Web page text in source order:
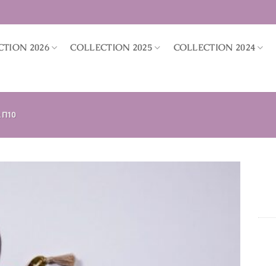
2026 COLLECTION 2025 COLLECTION 2024
Π10